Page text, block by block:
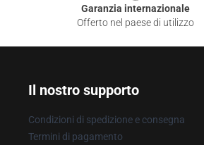
Garanzia internazionale
Offerto nel paese di utilizzo
Il nostro supporto
Condizioni di spedizione e consegna
Termini di pagamento